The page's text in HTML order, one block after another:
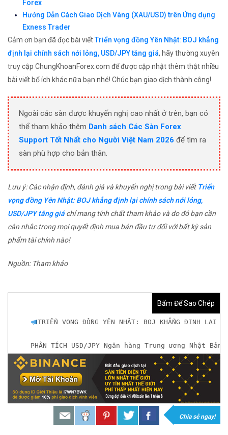
Forex
Hướng Dẫn Cách Giao Dịch Vàng (XAU/USD) trên Ứng dụng
Exness Trader
Cảm ơn bạn đã đọc bài viếtTriển vọng đồng Yên Nhật: BOJ khẳng
định lại chính sách nới lỏng, USD/JPY tăng giá, hãy thường xuyên
truy cập ChungKhoanForex.com để được cập nhật thêm thật nhiều
bài viết bổ ích khác nữa bạn nhé! Chúc bạn giao dịch thành công!
Ngoài các sàn được khuyến nghị cao nhất ở trên, bạn có
thể tham khảo thêm Danh sách Các Sàn Forex
Support Tốt Nhất cho Người Việt Nam 2026 để tìm ra
sàn phù hợp cho bản thân.
Lưu ý: Các nhận định, đánh giá và khuyến nghị trong bài viết Triển
vọng đồng Yên Nhật: BOJ khẳng định lại chính sách nới lỏng,
USD/JPY tăng giáchỉ mang tính chất tham khảo và do đó bạn cần
cân nhắc trong mọi quyết định mua bán đầu tư đối với bất kỳ sản
phẩm tài chính nào!
Nguồn: Tham khảo
Bấm Để Sao Chép
TRIỂN VỌNG ĐỒNG YÊN NHẬT: BOJ KHẲNG ĐỊNH LẠI
PHÂN TÍCH USD/JPY Ngân hàng Trung ương
𝘟𝘦𝘮 𝘤𝘩𝘪 𝘵𝘪ế𝘵: https://chungkhoanforex.com/
𝐗𝐨á 𝐛ỏ 𝐥𝐨 𝐥ắ𝐧𝐠 𝐤𝐡𝐢 𝐭𝐡𝐚𝐦 𝐠𝐢𝐚 𝐭𝐡ị 𝐭𝐫ườ𝐧𝐠 𝐭à𝐢 𝐜𝐡í𝐧𝐡
𝘔ở 𝘵à𝘪 𝘬𝘩𝘰ả𝘯 𝘵𝘳ê𝘯 𝘴à𝘯 𝘌𝘹𝘯𝘦𝘴𝘴 𝘜𝘺 𝘛í𝘯 𝘷à 𝘱𝘩ù
Chia sẻ ngay!